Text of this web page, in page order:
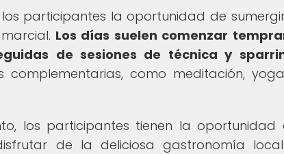
participantes la oportunidad de
Los días suelen comenzar
de sesiones de técnica y
complementarias, como meditación,
los participantes tienen la oportunidad
de la deliciosa gastronomía